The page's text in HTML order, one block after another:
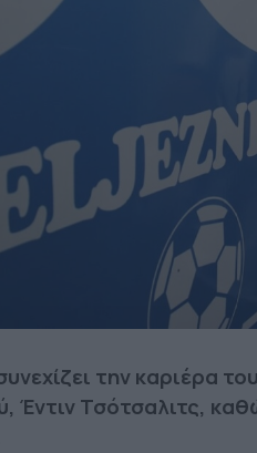
την καριέρα
Έντιν Τσότσαλιτς,